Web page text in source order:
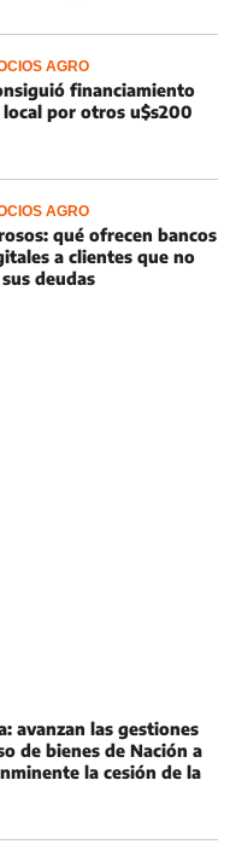
AGRO
financiamiento
local por otros u$s200
AGRO
qué ofrecen bancos
a clientes que no
deudas
avanzan las gestiones
de bienes de Nación a
la cesión de la